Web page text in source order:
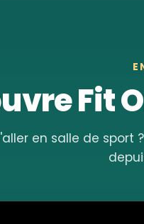
Fit
en salle de